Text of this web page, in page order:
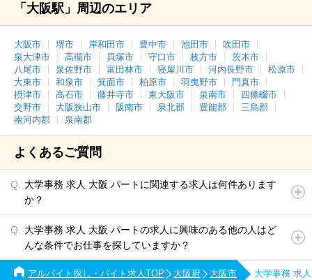
「大阪駅」周辺のエリア
大阪市 堺市 岸和田市 豊中市 池田市
吹田市
泉大津市
高槻市 貝塚市 守口市 枚方市
茨木市
八尾市
泉佐野市 富田林市 寝屋川市 河内長野市
松原市
大東市
和泉市 箕面市 柏原市 羽曳野市
門真市
摂津市
高石市 藤井寺市 東大阪市 泉南市
四條畷市
交野市
大阪狭山市 阪南市 泉北郡 豊能郡
三島郡
南河内郡
泉南郡
よくあるご質問
大学事務 求人 大阪 パートに関連する求人は何件あります
か？
大学事務 求人 大阪 パートの求人に興味のある他の人はど
んな条件でお仕事を探していますか？
アルバイト探し・バイト求人TOP 大阪府 大阪市 大学事務 求